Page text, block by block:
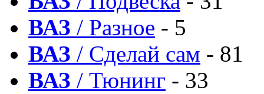
ВАЗ / Разное - 5
ВАЗ / Сделай сам - 81
ВАЗ / Тюнинг - 33